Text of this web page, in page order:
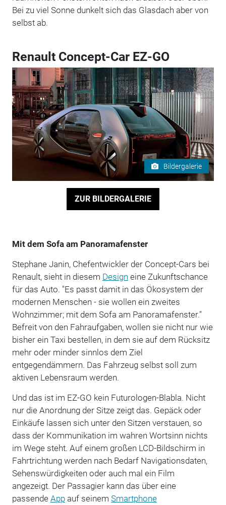
Bei zu viel Sonne dunkelt sich das Glasdach aber von
selbst ab.
Renault Concept-Car EZ-GO
Bildergalerie
ZUR BILDERGALERIE
Mit dem Sofa am Panoramafenster
Stephane Janin, Chefentwickler der Concept-Cars bei
Renault, sieht in diesem Design eine Zukunftschance
für das Auto. "Es passt damit in das Ökosystem der
modernen Menschen - sie wollen ein zweites
Wohnzimmer; mit dem Sofa am Panoramafenster."
Befreit von den Fahraufgaben, wollen sie nicht nur wie
bisher ein Taxi bestellen, in dem sie auf dem Rücksitz
mehr oder minder sinnlos dem Ziel
entgegendämmern. Das Fahrzeug selbst soll zum
aktiven Lebensraum werden.
Und das ist im EZ-GO kein Futurologen-Blabla. Nicht
nur die Anordnung der Sitze zeigt das. Gepäck oder
Einkäufe lassen sich unter den Sitzen verstauen, so
dass der Kommunikation im wahren Wortsinn nichts
im Wege steht. Auf einem großen LCD-Bildschirm in
Fahrtrichtung werden nach Bedarf Navigationsdaten,
Sehenswürdigkeiten oder auch mal ein Film
angezeigt. Der Passagier kann das über eine
passende Appauf seinem Smartphone